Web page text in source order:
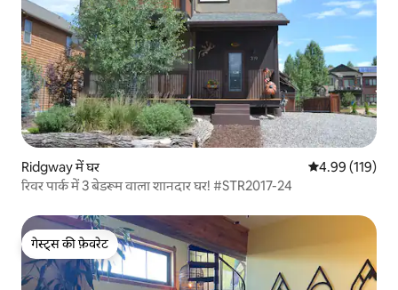
Ridgway में घर औसत रेटिंग 5 में से
4.99 (119)
रिवर पार्क में 3 बेडरूम वाला शानदार घर! #STR2017-24
गेस्ट्स की फ़ेवरेट
गेस्ट्स की फ़ेवरेट